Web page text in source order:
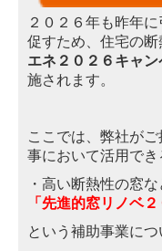
２０２６年も昨年
促すため、住宅の
エネ２０２６キャン
施されます。
ここでは、弊社が
事において活用でき
・高い断熱性の窓
「先進的窓リノベ２
という補助事業につ